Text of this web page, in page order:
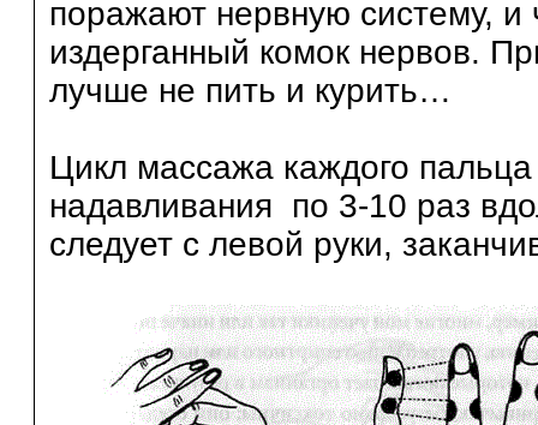
поражают нервную систему, и
издерганный комок нервов.
лучше не пить и курить…
Цикл массажа каждого пальца
надавливания по 3-10 раз
следует с левой руки,